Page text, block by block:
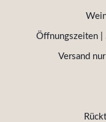
Öffnungszeiten |
Versand